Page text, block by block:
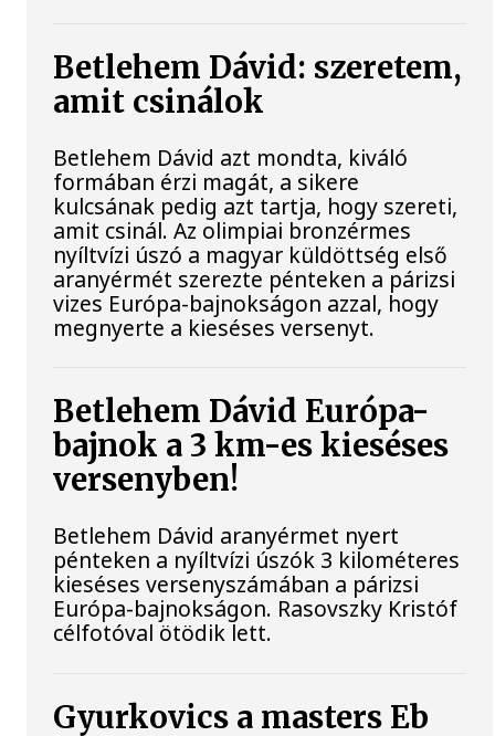
Betlehem Dávid: szeretem,
amit csinálok
Betlehem Dávid azt mondta, kiváló
formában érzi magát, a sikere
kulcsának pedig azt tartja, hogy szereti,
amit csinál. Az olimpiai bronzérmes
nyíltvízi úszó a magyar küldöttség első
aranyérmét szerezte pénteken a párizsi
vizes Európa-bajnokságon azzal, hogy
megnyerte a kieséses versenyt.
Betlehem Dávid Európa-
bajnok a 3 km-es kieséses
versenyben!
Betlehem Dávid aranyérmet nyert
pénteken a nyíltvízi úszók 3 kilométeres
kieséses versenyszámában a párizsi
Európa-bajnokságon. Rasovszky Kristóf
célfotóval ötödik lett.
Gyurkovics a masters Eb